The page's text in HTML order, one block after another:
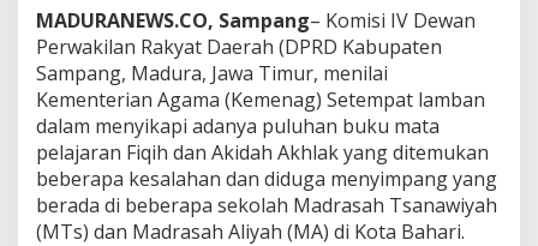
MADURANEWS.CO, Sampang– Komisi IV Dewan
Perwakilan Rakyat Daerah (DPRD Kabupaten
Sampang, Madura, Jawa Timur, menilai
Kementerian Agama (Kemenag) Setempat lamban
dalam menyikapi adanya puluhan buku mata
pelajaran Fiqih dan Akidah Akhlak yang ditemukan
beberapa kesalahan dan diduga menyimpang yang
berada di beberapa sekolah Madrasah Tsanawiyah
(MTs) dan Madrasah Aliyah (MA) di Kota Bahari.